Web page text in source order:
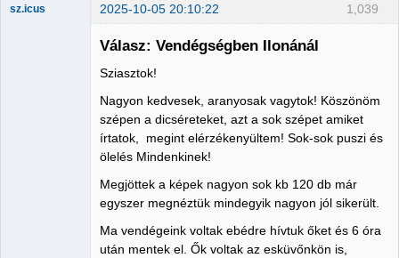
1,039
sz.icus 2025-10-05 20:10:22
Válasz: Vendégségben Ilonánál
Sziasztok!
Nagyon kedvesek, aranyosak vagytok! Köszönöm
szépen a dicséreteket, azt a sok szépet amiket
írtatok, megint elérzékenyültem! Sok-sok puszi és
ölelés Mindenkinek!
Megjöttek a képek nagyon sok kb 120 db már
egyszer megnéztük mindegyik nagyon jól sikerült.
Ma vendégeink voltak ebédre hívtuk őket és 6 óra
után mentek el. Ők voltak az esküvőnkön is,